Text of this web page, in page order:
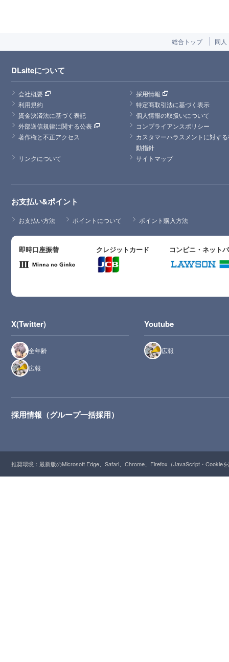
総合トップ 同人
DLsiteについて
会社概要
採用情報
利用規約
特定商取引法に基づく表示
資金決済法に基づく表記
個人情報の取扱いについて
外部送信規律に関する公表
コンプライアンスポリシー
著作権と不正アクセス
カスタマーハラスメントに対す
動指針
リンクについて
サイトマップ
お支払い&ポイント
お支払い方法 ポイントについて ポイント購入方法
即時口座振替 クレジットカード コンビニ・ネット
X(Twitter)
全年齢
広報
Youtube
広報
採用情報（グループ一括採用）
推奨環境：最新版のMicrosoft Edge、Safari、Chrome、Firefox（JavaScript・Cookie